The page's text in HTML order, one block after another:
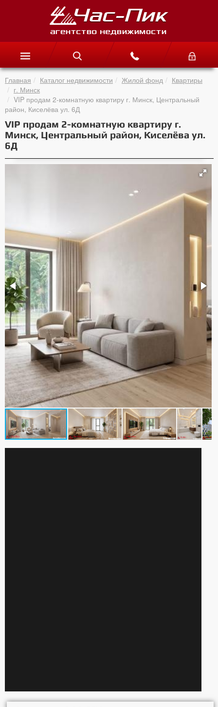
Главная Каталог недвижимости Жилой фонд
Квартиры
г. Минск
VIP продам 2-комнатную квартиру г. Минск, Центральный
район, Киселёва ул. 6Д
VIP продам 2-комнатную квартиру г.
Минск, Центральный район, Киселёва ул.
6Д